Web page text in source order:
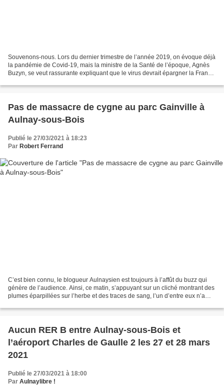
Souvenons-nous. Lors du dernier trimestre de l’année 2019, on évoque déjà
la pandémie de Covid-19, mais la ministre de la Santé de l’époque, Agnès
Buzyn, se veut rassurante expliquant que le virus devrait épargner la France
Pas de massacre de cygne au parc Gainville à
Aulnay-sous-Bois
Publié le 27/03/2021 à 18:23
Par Robert Ferrand
C’est bien connu, le blogueur Aulnaysien est toujours à l’affût du buzz qui
génère de l’audience. Ainsi, ce matin, s’appuyant sur un cliché montrant des
plumes éparpillées sur l’herbe et des traces de sang, l’un d’entre eux n’a
Aucun RER B entre Aulnay-sous-Bois et
l’aéroport Charles de Gaulle 2 les 27 et 28 mars
2021
Publié le 27/03/2021 à 18:00
Par Aulnaylibre !